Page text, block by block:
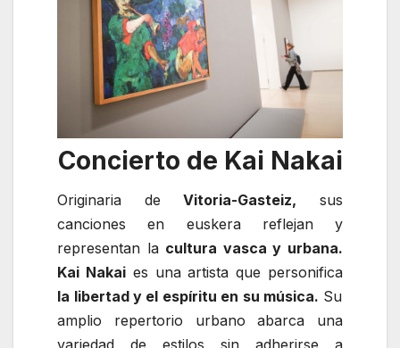
Concierto de Kai Nakai
Originaria deVitoria-Gasteiz, sus
canciones en euskera reflejan y
representan la cultura vasca y urbana.
Kai Nakaies una artista que personifica
la libertad y el espíritu en su música. Su
amplio repertorio urbano abarca una